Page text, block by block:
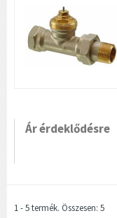
Ár érdeklődésre
1 - 5 termék. Összesen: 5